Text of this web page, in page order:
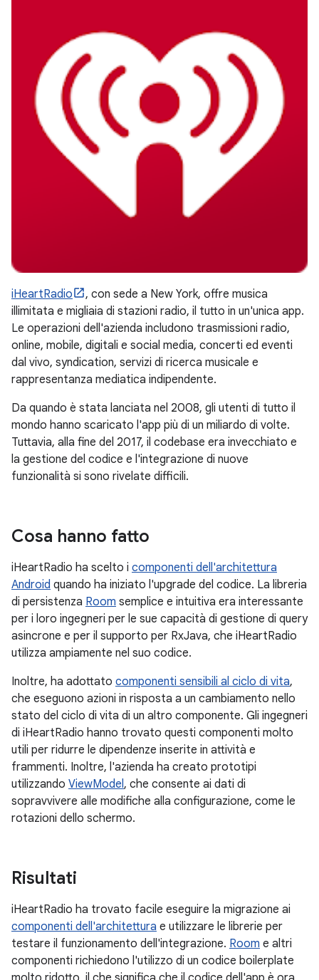
iHeartRadio
, con sede a New York, offre musica
illimitata e migliaia di stazioni radio, il tutto in un'unica app.
Le operazioni dell'azienda includono trasmissioni radio,
online, mobile, digitali e social media, concerti ed eventi
dal vivo, syndication, servizi di ricerca musicale e
rappresentanza mediatica indipendente.
Da quando è stata lanciata nel 2008, gli utenti di tutto il
mondo hanno scaricato l'app più di un miliardo di volte.
Tuttavia, alla fine del 2017, il codebase era invecchiato e
la gestione del codice e l'integrazione di nuove
funzionalità si sono rivelate difficili.
Cosa hanno fatto
iHeartRadio ha scelto i componenti dell'architettura
Android quando ha iniziato l'upgrade del codice. La libreria
di persistenza Room semplice e intuitiva era interessante
per i loro ingegneri per le sue capacità di gestione di query
asincrone e per il supporto per RxJava, che iHeartRadio
utilizza ampiamente nel suo codice.
Inoltre, ha adottato componenti sensibili al ciclo di vita,
che eseguono azioni in risposta a un cambiamento nello
stato del ciclo di vita di un altro componente. Gli ingegneri
di iHeartRadio hanno trovato questi componenti molto
utili per ridurre le dipendenze inserite in attività e
frammenti. Inoltre, l'azienda ha creato prototipi
utilizzando ViewModel, che consente ai dati di
sopravvivere alle modifiche alla configurazione, come le
rotazioni dello schermo.
Risultati
iHeartRadio ha trovato facile eseguire la migrazione ai
componenti dell'architettura e utilizzare le librerie per
testare il funzionamento dell'integrazione. Room e altri
componenti richiedono l'utilizzo di un codice boilerplate